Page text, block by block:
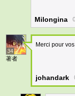
Milongina
34
著者
Merci pour
johandark